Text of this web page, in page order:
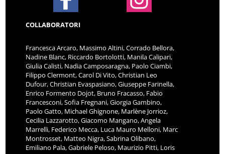
COLLABORATORI
Francesca Arcaro, Massimo Altini, Corrado Bellora,
Nadine Blanc, Riccardo Bortolotti, Manila Calipari,
Giulia Calisti, Nadia Camposaragna, Paolo Ciambi,
Filippo Clermont, Carol Di Vito, Christian Leo
Dufour, Christian Evaspasiano, Giuseppe Farinella,
Enrico Formento Dojot, Bruno Fracasso, Fabio
Francesconi, Sofia Fregnani, Giorgia Gambino,
Paolo Gatto, Michael Ghignone, Marlène Jorrioz,
Cecilia Lazzarotto, Giacomo Mangano, Angela
Marrelli, Federico Mecca, Luca Mauro Melloni, Marc
Montrosset, Matteo Nigra, Sabrina Olibano,
Emiliano Pala, Gabriele Peloso, Maurizio Pitti, Loris